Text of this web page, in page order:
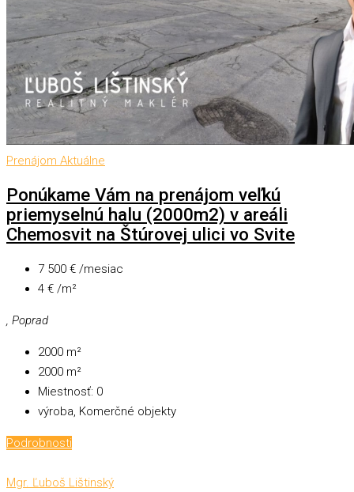
Prenájom Aktuálne
Ponúkame Vám na prenájom veľkú
priemyselnú halu (2000m2) v areáli
Chemosvit na Štúrovej ulici vo Svite
7 500 € /mesiac
4 € /m²
, Poprad
2000 m²
2000 m²
Miestnosť: 0
výroba, Komerčné objekty
Podrobnosti
Mgr. Ľuboš Lištinský